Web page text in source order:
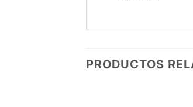
PRODUCTOS